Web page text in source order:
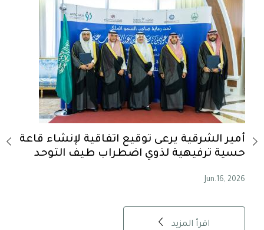
-
أمير الشرقية يرعى توقيع اتفاقية لإنشاء قاعة
حسية ترفيهية لذوي اضطراب طيف التوحد
Jun.16, 2026
اقرأ المزيد